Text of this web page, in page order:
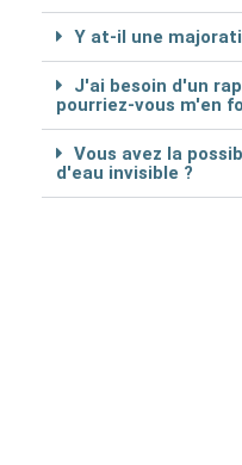
Y at-il une
J'ai besoin d'un
pourriez-vous m'en
Vous avez la
d'eau invisible ?